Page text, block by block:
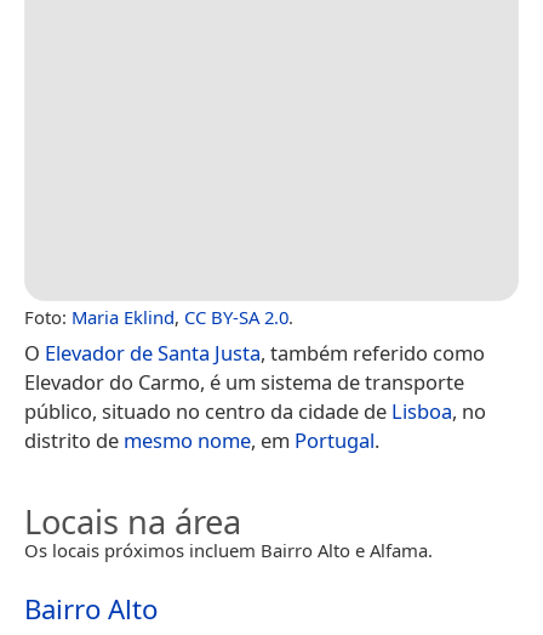
Foto: Maria Eklind, CC BY-SA 2.0.
O Elevador de Santa Justa, também referido como
Elevador do Carmo, é um sistema de transporte
público, situado no centro da cidade de Lisboa, no
distrito de mesmo nome, em Portugal.
Locais na área
Os locais próximos incluem Bairro Alto e Alfama.
Bairro Alto